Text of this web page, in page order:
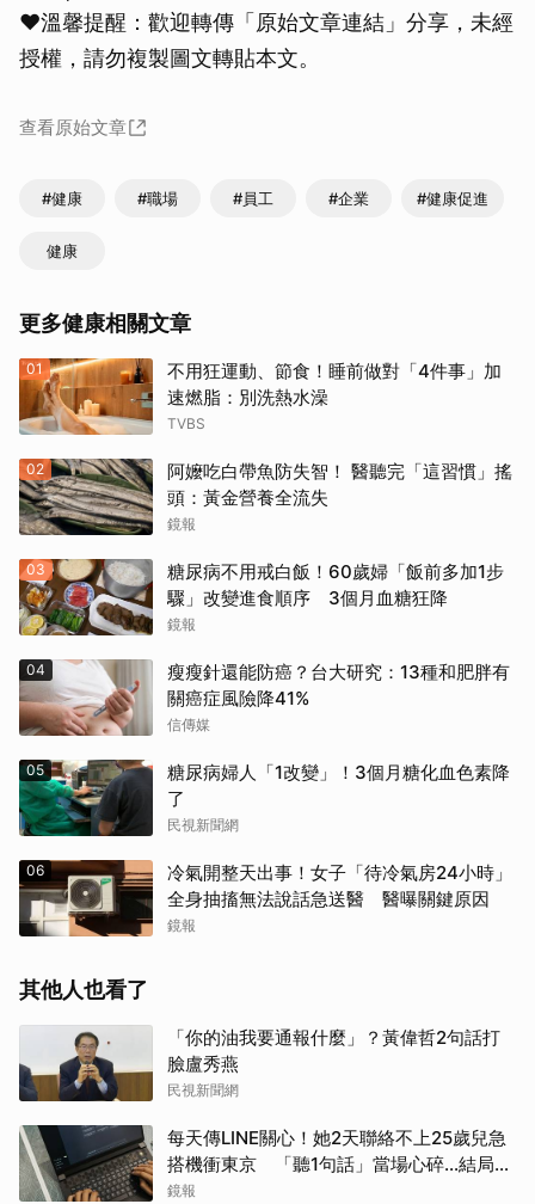
❤溫馨提醒：歡迎轉傳「原始文章連結」分享，未經
授權，請勿複製圖文轉貼本文。
查看原始文章
#健康 #職場 #員工 #企業 #健康促進
健康
更多健康相關文章
01
不用狂運動、節食！睡前做對「4件事」加
速燃脂：別洗熱水澡
TVBS
02
阿嬤吃白帶魚防失智！ 醫聽完「這習慣」搖
頭：黃金營養全流失
鏡報
03
糖尿病不用戒白飯！60歲婦「飯前多加1步
驟」改變進食順序 3個月血糖狂降
鏡報
04
瘦瘦針還能防癌？台大研究：13種和肥胖有
關癌症風險降41%
信傳媒
05
糖尿病婦人「1改變」！3個月糖化血色素降
了
民視新聞網
06
冷氣開整天出事！女子「待冷氣房24小時」
全身抽搐無法說話急送醫 醫曝關鍵原因
鏡報
其他人也看了
「你的油我要通報什麼」？黃偉哲2句話打
臉盧秀燕
民視新聞網
每天傳LINE關心！她2天聯絡不上25歲兒急
搭機衝東京 「聽1句話」當場心碎...結局看
哭網
鏡報